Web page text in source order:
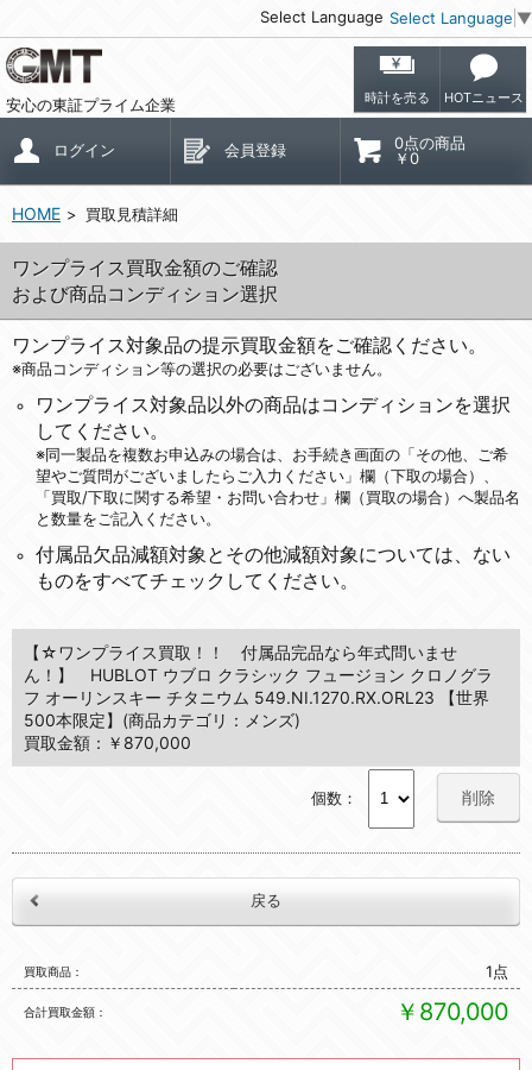
Select Language Select Language ▼
安心の東証プライム企業 時計を売る HOTニュース
ログイン 会員登録
0点の商品
￥0
HOME 買取見積詳細
ワンプライス買取金額のご確認
および商品コンディション選択
ワンプライス対象品の提示買取金額をご確認ください。
※商品コンディション等の選択の必要はございません。
ワンプライス対象品以外の商品はコンディションを選択
してください。
※同一製品を複数お申込みの場合は、お手続き画面の「その他、ご希
望やご質問がございましたらご入力ください」欄（下取の場合）、
「買取/下取に関する希望・お問い合わせ」欄（買取の場合）へ製品名
と数量をご記入ください。
付属品欠品減額対象とその他減額対象については、ない
ものをすべてチェックしてください。
【☆ワンプライス買取！！ 付属品完品なら年式問いませ
ん！】 HUBLOT ウブロ クラシック フュージョン クロノグラ
フ オーリンスキー チタニウム 549.NI.1270.RX.ORL23 【世界
500本限定】(商品カテゴリ：メンズ)
買取金額：￥870,000
個数： 削除
買取商品 1点
合計買取金額 ￥870,000